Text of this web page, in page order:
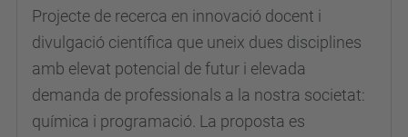
Projecte de recerca en innovació docent i
divulgació científica que uneix dues disciplines
amb elevat potencial de futur i elevada
demanda de professionals a la nostra societat:
química i programació. La proposta es